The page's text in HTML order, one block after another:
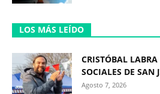
LOS MÁS LEÍDO
CRISTÓBAL
SOCIALES DE SAN
Agosto 7, 2026